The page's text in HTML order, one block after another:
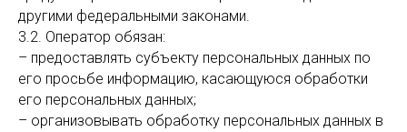
другими федеральными законами.
3.2. Оператор обязан:
– предоставлять субъекту персональных данных по
его просьбе информацию, касающуюся обработки
его персональных данных;
– организовывать обработку персональных данных в